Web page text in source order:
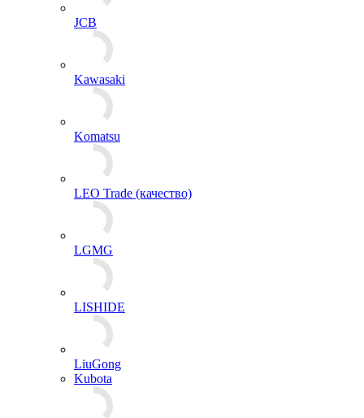
JCB
Kawasaki
Komatsu
LEO Trade (качество)
LGMG
LISHIDE
LiuGong
Kubota